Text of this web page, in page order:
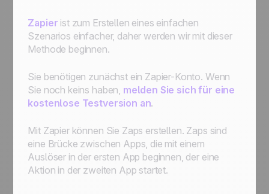
Zapier ist zum Erstellen eines einfachen
Szenarios einfacher, daher werden wir mit dieser
Methode beginnen.
Sie benötigen zunächst ein Zapier-Konto. Wenn
Sie noch keins haben, melden Sie sich für eine
kostenlose Testversion an.
Mit Zapier können Sie Zaps erstellen. Zaps sind
eine Brücke zwischen Apps, die mit einem
Auslöser in der ersten App beginnen, der eine
Aktion in der zweiten App startet.